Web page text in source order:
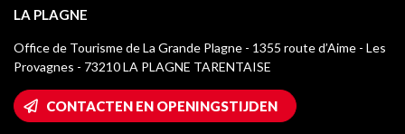
Verblijfstaks
Mediatheek
La Plagne logo's
Wifi toegang
Huis van de eigenaar
Montchavin - Les Coches
Champagny-en-Vanoise
Plagne 1800
LA PLAGNE
Office de Tourisme de La Grande Plagne - 1355 route d’Aime - Les
Provagnes - 73210 LA PLAGNE TARENTAISE
CONTACTEN EN OPENINGSTIJDEN